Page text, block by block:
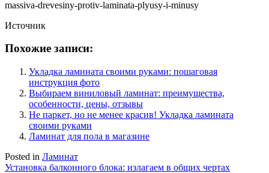
massiva-drevesiny-protiv-laminata-plyusy-i-minusy
Источник
Похожие записи:
Укладка ламината своими руками: пошаговая
инструкция фото
Выбираем виниловый ламинат: преимущества,
особенности, цены, отзывы
Не паркет, но не менее красив! Укладка ламината
своими руками
Ламинат для пола в магазине
Posted in Ламинат
Навигация
Установка балконного блока: излагаем в общих чертах